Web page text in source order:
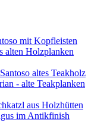
mit Kopfleisten
alten Holzplanken
altes Teakholz
- alte Teakplanken
aus Holzhütten
im Antikfinish